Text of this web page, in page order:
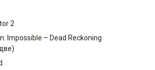
2
Impossible – Dead Reckoning